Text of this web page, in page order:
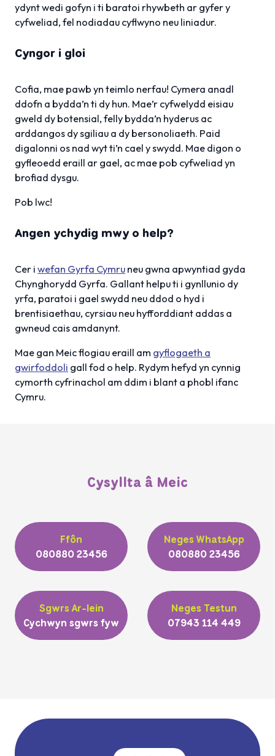
ydynt wedi gofyn i ti baratoi rhywbeth ar gyfer y
cyfweliad, fel nodiadau cyflwyno neu liniadur.
Cyngor i gloi
Cofia, mae pawb yn teimlo nerfau! Cymera anadl
ddofn a bydda’n ti dy hun. Mae’r cyfwelydd eisiau
gweld dy botensial, felly bydda’n hyderus ac
arddangos dy sgiliau a dy bersonoliaeth. Paid
digalonni os nad wyt ti’n cael y swydd. Mae digon o
gyfleoedd eraill ar gael, ac mae pob cyfweliad yn
brofiad dysgu.
Pob lwc!
Angen ychydig mwy o help?
Cer i wefan Gyrfa Cymru neu gwna apwyntiad gyda
Chynghorydd Gyrfa. Gallant helpu ti i gynllunio dy
yrfa, paratoi i gael swydd neu ddod o hyd i
brentisiaethau, cyrsiau neu hyfforddiant addas a
gwneud cais amdanynt.
Mae gan Meic flogiau eraill am gyflogaeth a
gwirfoddoli gall fod o help. Rydym hefyd yn cynnig
cymorth cyfrinachol am ddim i blant a phobl ifanc
Cymru.
Cysyllta â Meic
Ffôn
080880 23456
Neges WhatsApp
080880 23456
Sgwrs Ar-lein
Cychwyn sgwrs fyw
Neges Testun
07943 114 449